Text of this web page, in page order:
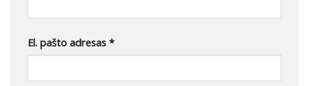
El. pašto adresas *